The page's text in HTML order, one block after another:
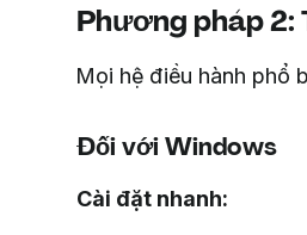
Phương pháp
Mọi hệ điều hành phổ
Đối với Windows
Cài đặt nhanh: